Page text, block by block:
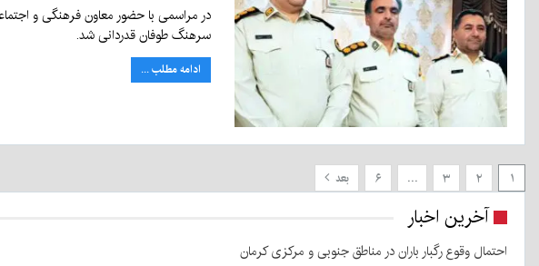
در مراسمی با حضور معاون فرهنگی و
سرهنگ طوفان قدردانی شد.
ادامه مطلب ...
۱ ۲ ۳ … ۶ بعد
آخرین اخبار
احتمال وقوع رگبار باران در مناطق جنوبی و مرکزی کرمان